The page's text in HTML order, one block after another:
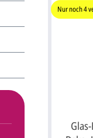
einem
Schlitz
bedrucken
Nur noch4